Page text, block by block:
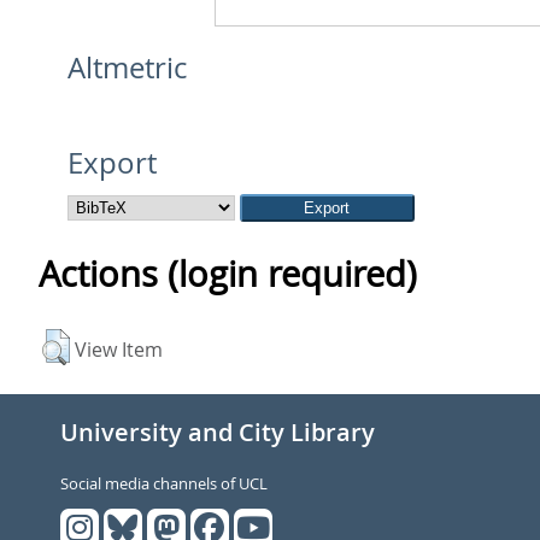
Altmetric
Export
Actions (login required)
View Item
University and City Library
Social media channels of UCL